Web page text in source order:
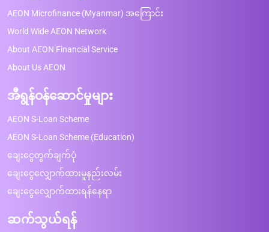
AEON Microfinance (Myanmar) အကြောင်း
World Wide AEON Network
About AEON Financial Service
About Us AEON
အီရွန်ဝန်ဆောင်မှုများ
AEON S-Loan Scheme
AEON S-Loan Scheme (Education)
ချေးငွေတွက်ချက်ပုံ
ချေးငွေလျှောက်ထားမှုနည်းလမ်း
ချေးငွေလျှောက်ထားရန်နေရာ
ဆက်သွယ်ရန်